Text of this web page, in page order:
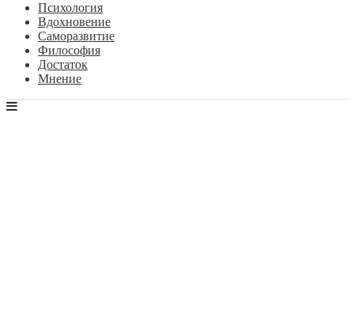
Психология
Вдохновение
Саморазвитие
Философия
Достаток
Мнение